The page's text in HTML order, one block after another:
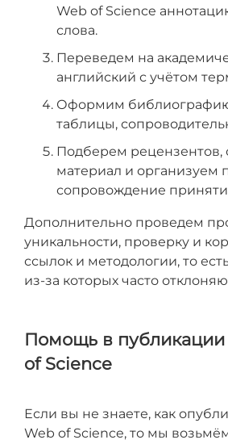
Web of Science
слова.
Переведем на
английский с учётом
Оформим
таблицы,
Подберем рецензентов,
материал и организуем
сопровождение
Дополнительно проведем
уникальности, проверку и
ссылок и методологии, то
из-за которых часто
Помощь в публикации
of Science
Если вы не знаете, как
Web of Science, то мы